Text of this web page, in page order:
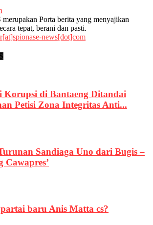
Porta berita yang menyajikan
tepat, berani dan pasti.
news[dot]com
Korupsi di Bantaeng Ditandai
Petisi Zona Integritas Anti...
Sandiaga Uno dari Bugis –
Cawapres’
baru Anis Matta cs?